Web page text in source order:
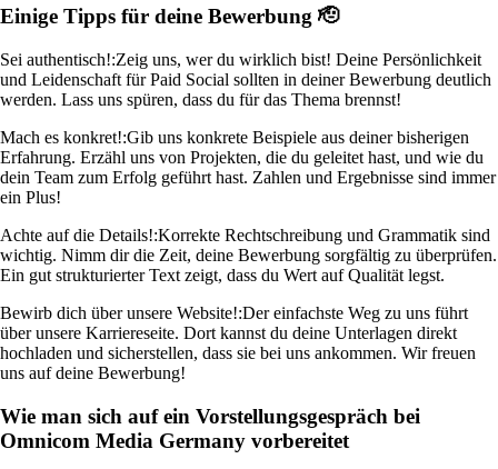
Einige Tipps für deine Bewerbung 🫡
Sei authentisch!:Zeig uns, wer du wirklich bist! Deine Persönlichkeit
und Leidenschaft für Paid Social sollten in deiner Bewerbung deutlich
werden. Lass uns spüren, dass du für das Thema brennst!
Mach es konkret!:Gib uns konkrete Beispiele aus deiner bisherigen
Erfahrung. Erzähl uns von Projekten, die du geleitet hast, und wie du
dein Team zum Erfolg geführt hast. Zahlen und Ergebnisse sind immer
ein Plus!
Achte auf die Details!:Korrekte Rechtschreibung und Grammatik sind
wichtig. Nimm dir die Zeit, deine Bewerbung sorgfältig zu überprüfen.
Ein gut strukturierter Text zeigt, dass du Wert auf Qualität legst.
Bewirb dich über unsere Website!:Der einfachste Weg zu uns führt
über unsere Karriereseite. Dort kannst du deine Unterlagen direkt
hochladen und sicherstellen, dass sie bei uns ankommen. Wir freuen
uns auf deine Bewerbung!
Wie man sich auf ein Vorstellungsgespräch bei
Omnicom Media Germany vorbereitet